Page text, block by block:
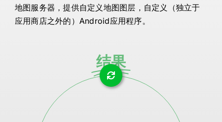
地图服务器，提供自定义地图图层，自定义（独立于
应用商店之外的）Android应用程序。
结果